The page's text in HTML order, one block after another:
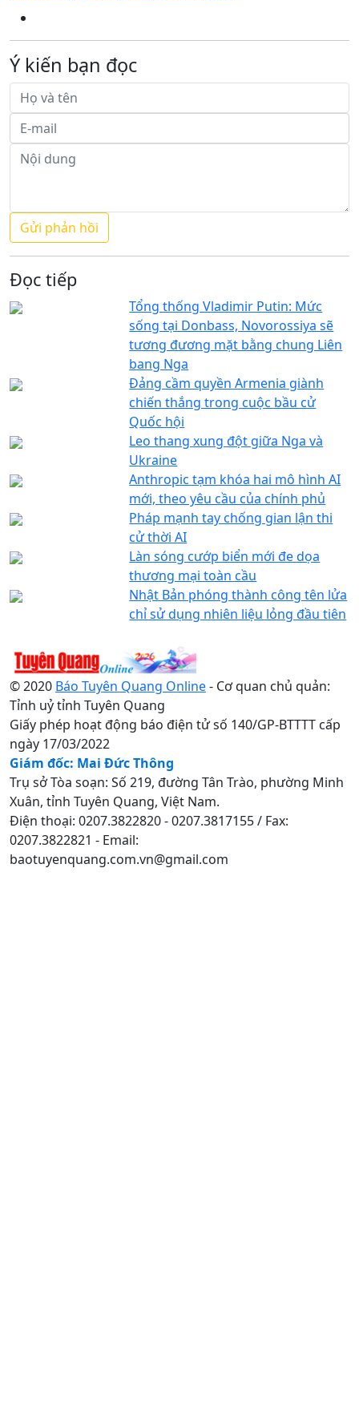
Ý kiến bạn đọc
Đọc tiếp
Tổng thống Vladimir Putin: Mức
sống tại Donbass, Novorossiya sẽ
tương đương mặt bằng chung Liên
bang Nga
Đảng cầm quyền Armenia giành
chiến thắng trong cuộc bầu cử
Quốc hội
Leo thang xung đột giữa Nga và
Ukraine
Anthropic tạm khóa hai mô hình AI
mới, theo yêu cầu của chính phủ
Pháp mạnh tay chống gian lận thi
cử thời AI
Làn sóng cướp biển mới đe dọa
thương mại toàn cầu
Nhật Bản phóng thành công tên lửa
chỉ sử dụng nhiên liệu lỏng đầu tiên
© 2020 Báo Tuyên Quang Online- Cơ quan chủ quản:
Tỉnh uỷ tỉnh Tuyên Quang
Giấy phép hoạt động báo điện tử số 140/GP-BTTTT cấp
ngày 17/03/2022
Giám đốc: Mai Đức Thông
Trụ sở Tòa soạn: Số 219, đường Tân Trào, phường Minh
Xuân, tỉnh Tuyên Quang, Việt Nam.
Điện thoại: 0207.3822820 - 0207.3817155 / Fax:
0207.3822821 - Email:
baotuyenquang.com.vn@gmail.com